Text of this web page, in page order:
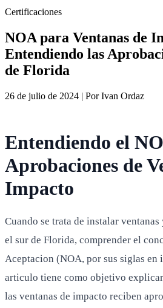
Certificaciones
NOA para Ventanas de
Entendiendo las
de Florida
26 de julio de 2024 | Por Ivan Ordaz
Entendiendo el
Aprobaciones de
Impacto
Cuando se trata de instalar
el sur de Florida, comprender el
Aceptacion (NOA, por sus siglas en
articulo tiene como objetivo
las ventanas de impacto reciben